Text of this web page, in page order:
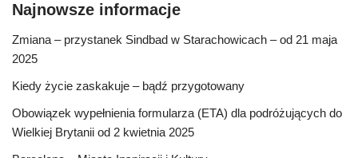
Najnowsze informacje
Zmiana – przystanek Sindbad w Starachowicach – od 21 maja
2025
Kiedy życie zaskakuje – bądź przygotowany
Obowiązek wypełnienia formularza (ETA) dla podróżujących do
Wielkiej Brytanii od 2 kwietnia 2025